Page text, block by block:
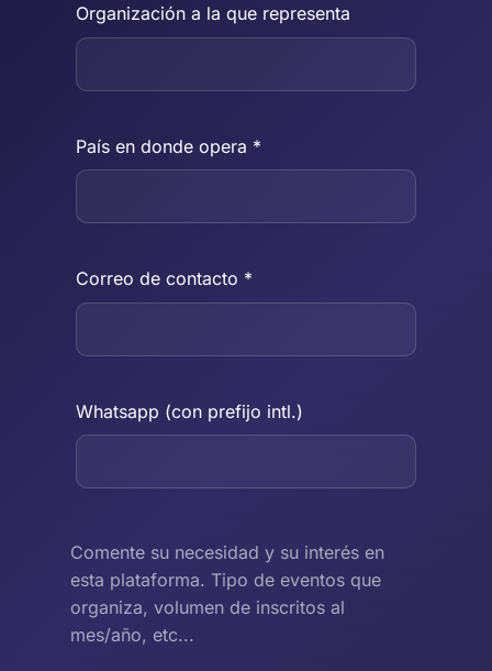
Organización a la que representa
País en donde opera *
Correo de contacto *
Whatsapp (con prefijo intl.)
Comente su necesidad y su interés en
esta plataforma. Tipo de eventos que
organiza, volumen de inscritos al
mes/año, etc...